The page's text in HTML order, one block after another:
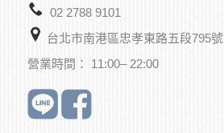
02 2788 9101
台北市南港區忠孝東路五段795號
營業時間： 11:00– 22:00